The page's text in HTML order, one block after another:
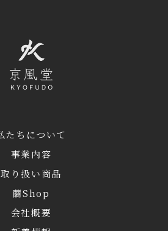
たちについて
事業内容
取り扱い商品
繭Shop
会社概要